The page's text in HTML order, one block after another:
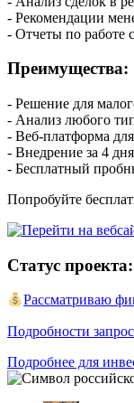
- Рекомендации
- Отчеты по работе
Преимущества:
- Решение для
- Анализ любого
- Веб-платформа
- Внедрение за 4 дня
- Бесплатный
Попробуйте
Статус проекта:
Рассматриваю
Подробности
Подробнее для